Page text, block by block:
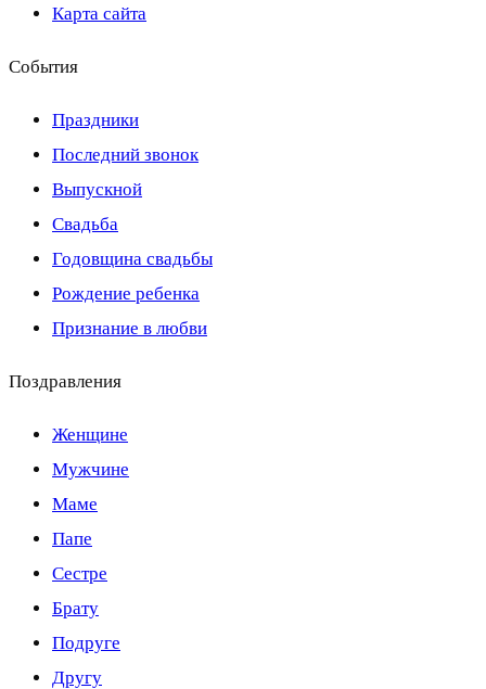
Карта сайта
События
Праздники
Последний звонок
Выпускной
Свадьба
Годовщина свадьбы
Рождение ребенка
Признание в любви
Поздравления
Женщине
Мужчине
Маме
Папе
Сестре
Брату
Подруге
Другу